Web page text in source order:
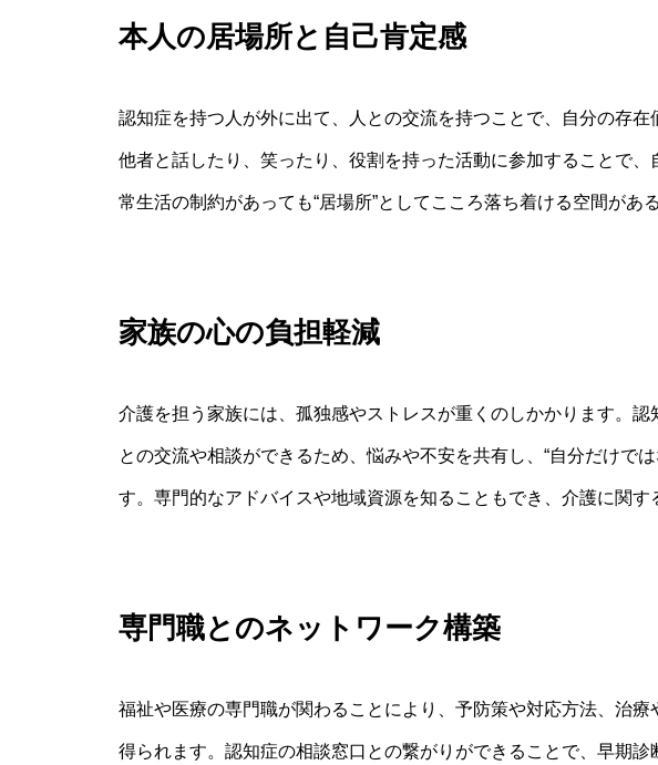
本人の居場所と自己肯定感
認知症を持つ人が外に出て、人との交流を持つことで、自分の存在
他者と話したり、笑ったり、役割を持った活動に参加することで、
常生活の制約があっても“居場所”としてこころ落ち着ける空間があ
家族の心の負担軽減
介護を担う家族には、孤独感やストレスが重くのしかかります。認
との交流や相談ができるため、悩みや不安を共有し、“自分だけで
す。専門的なアドバイスや地域資源を知ることもでき、介護に関す
専門職とのネットワーク構築
福祉や医療の専門職が関わることにより、予防策や対応方法、治
得られます。認知症の相談窓口との繋がりができることで、早期診